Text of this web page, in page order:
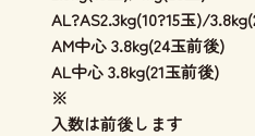
AL?AS2.3kg(10?15玉)/
AM中心 3.8kg(24玉前後)
AL中心 3.8kg(21玉前後)
※
入数は前後します